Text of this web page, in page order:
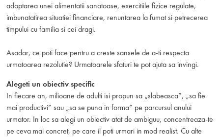
adoptarea unei alimentatii sanatoase, exercitiile fizice regulate,
imbunatatirea situatiei financiare, renuntarea la fumat si petrecerea
timpului cu familia si cei dragi.
Asadar, ce poti face pentru a creste sansele de a-ti respecta
urmatoarea rezolutie? Urmatoarele sfaturi te pot ajuta sa invingi.
Alegeti un obiectiv specific
In fiecare an, milioane de adulti isi propun sa „slabeasca”, „sa fie
mai productivi” sau „sa se puna in forma” pe parcursul anului
urmator. In loc sa alegi un obiectiv atat de ambiguu, concentreaza-te
pe ceva mai concret, pe care il poti urmari in mod realist. Cu alte